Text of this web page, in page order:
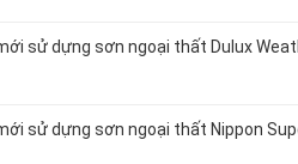
sử dựng sơn ngoại thất Dulux
sử dựng sơn ngoại thất Nippon